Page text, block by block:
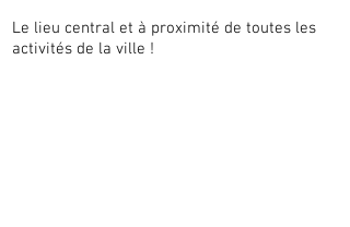
Le lieu central et à proximité de toutes les
activités de la ville !